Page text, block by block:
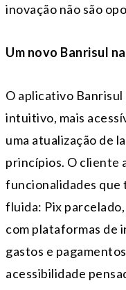
inovação não são
Um novo Banrisul
O aplicativo Banrisul
intuitivo, mais
uma atualização de
princípios. O cliente
funcionalidades que
fluida: Pix
com plataformas de
gastos e
acessibilidade